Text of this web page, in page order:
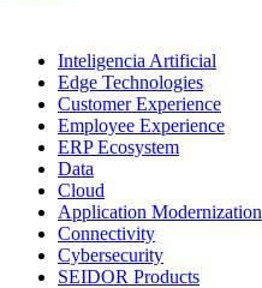
Inteligencia Artificial
Edge Technologies
Customer Experience
Employee Experience
ERP Ecosystem
Data
Cloud
Application Modernization
Connectivity
Cybersecurity
SEIDOR Products